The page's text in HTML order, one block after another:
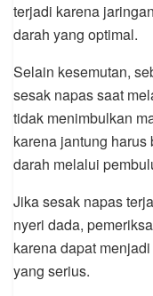
terjadi karena
darah yang optimal.
Selain kesemutan,
sesak napas saat
tidak menimbulkan
karena jantung
darah melalui
Jika sesak napas
nyeri dada,
karena dapat
yang serius.